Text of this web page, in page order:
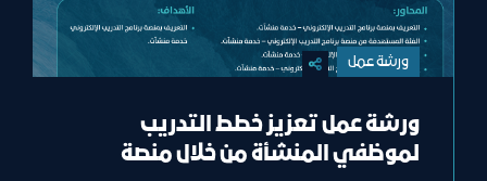
ورشة عمل
ورشة عمل تعزيز خطط التدريب
لموظفي المنشأة من خلال منصة